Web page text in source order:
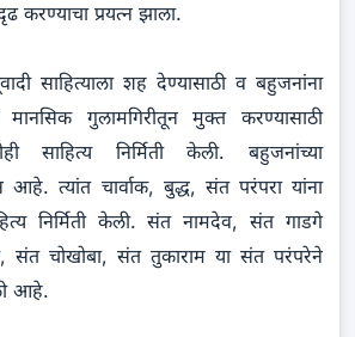
करण्याचा प्रयत्न झाला.
साहित्याला शह देण्यासाठी व बहुजनांना
मानसिक गुलामगिरीतून मुक्त करण्यासाठी
साहित्य निर्मिती केली. बहुजनांच्या
आहे. त्यांत चार्वाक, बुद्ध, संत परंपरा यांना
निर्मिती केली. संत नामदेव, संत गाडगे
संत चोखोबा, संत तुकाराम या संत परंपरेने
आहे.